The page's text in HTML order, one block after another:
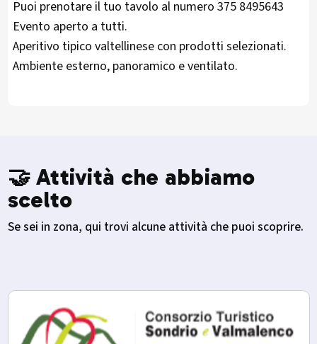
Puoi prenotare il tuo tavolo al numero 375 8495643
Evento aperto a tutti.
Aperitivo tipico valtellinese con prodotti selezionati.
Ambiente esterno, panoramico e ventilato.
🤝 Attività che abbiamo
scelto
Se sei in zona, qui trovi alcune attività che puoi scoprire.